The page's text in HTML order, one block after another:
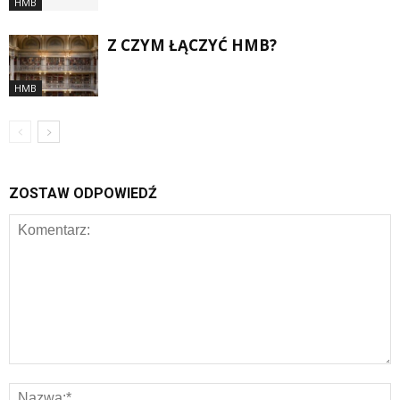
HMB
Z CZYM ŁĄCZYĆ HMB?
ZOSTAW ODPOWIEDŹ